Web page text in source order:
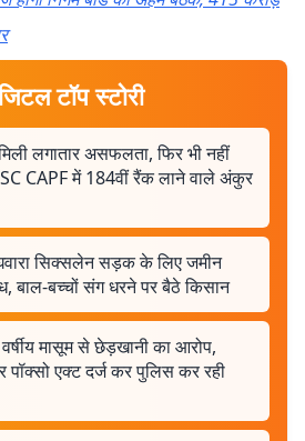
टॉप स्टोरी
लगातार असफलता, फिर भी नहीं
CAPF में 184वीं रैंक लाने वाले अंकुर
सिक्सलेन सड़क के लिए जमीन
बाल-बच्चों संग धरने पर बैठे किसान
मासूम से छेड़खानी का आरोप,
पॉक्सो एक्ट दर्ज कर पुलिस कर रही